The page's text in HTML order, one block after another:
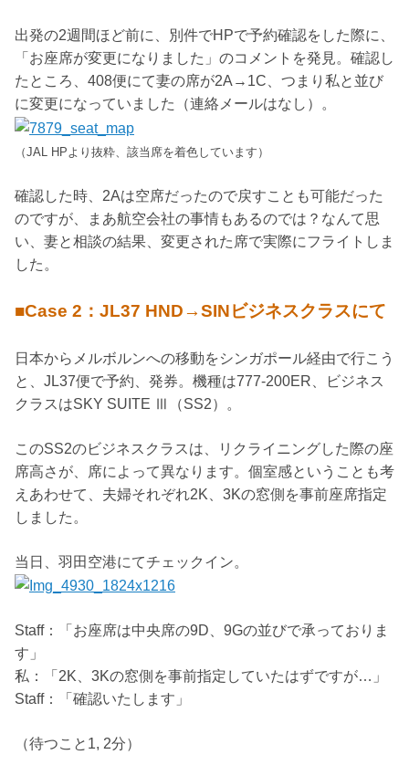
出発の2週間ほど前に、別件でHPで予約確認をした際に、
「お座席が変更になりました」のコメントを発見。確認し
たところ、408便にて妻の席が2A→1C、つまり私と並び
に変更になっていました（連絡メールはなし）。
（JAL HPより抜粋、該当席を着色しています）
確認した時、2Aは空席だったので戻すことも可能だった
のですが、まあ航空会社の事情もあるのでは？なんて思
い、妻と相談の結果、変更された席で実際にフライトしま
した。
■Case 2：JL37 HND→SINビジネスクラスにて
日本からメルボルンへの移動をシンガポール経由で行こう
と、JL37便で予約、発券。機種は777-200ER、ビジネス
クラスはSKY SUITE Ⅲ（SS2）。
このSS2のビジネスクラスは、リクライニングした際の座
席高さが、席によって異なります。個室感ということも考
えあわせて、夫婦それぞれ2K、3Kの窓側を事前座席指定
しました。
当日、羽田空港にてチェックイン。
Staff：「お座席は中央席の9D、9Gの並びで承っておりま
す」
私：「2K、3Kの窓側を事前指定していたはずですが…」
Staff：「確認いたします」
（待つこと1, 2分）